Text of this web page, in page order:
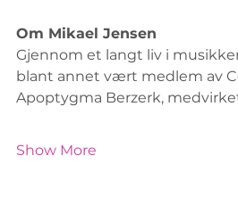
Om Mikael Jensen
Gjennom et langt liv i
blant annet vært medlem av
Apoptygma Berzerk,
Show More